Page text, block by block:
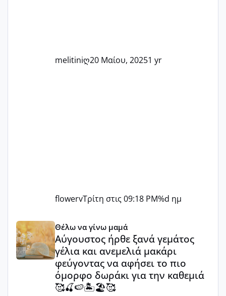
melitiniღ20 Μαίου, 20251 yr
flowervΤρίτη στις 09:18 PM%d ημ
Αύγουστος ήρθε ξανά γεμάτος γέλια και ανεμελιά
Θέλω να γίνω μαμά
Αύγουστος ήρθε ξανά γεμάτος
γέλια και ανεμελιά μακάρι
φεύγοντας να αφήσει το πιο
όμορφο δωράκι για την καθεμιά
🥰🍒🍉🏝️🏖️🥰